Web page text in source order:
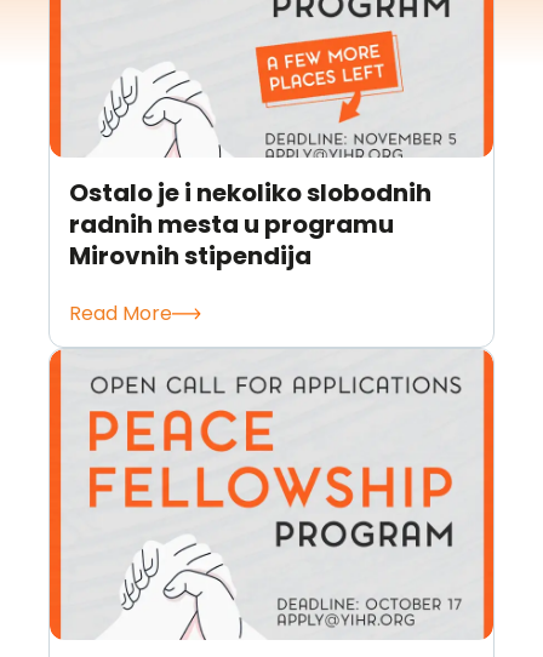
Ostalo je i nekoliko slobodnih
radnih mesta u programu
Mirovnih stipendija
Read More